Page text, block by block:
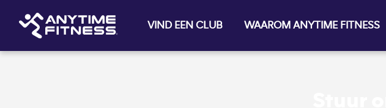
VIND EEN CLUB WAAROM ANYTIME FITNESS